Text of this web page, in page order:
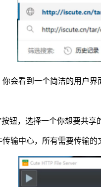
会看到一个简洁的用户界
钮，选择一个你想要共享
输中心，所有需要传输的